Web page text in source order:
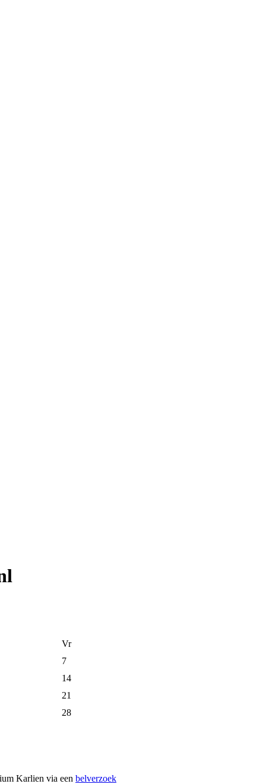
Vr
7
14
21
28
Karlien via een belverzoek